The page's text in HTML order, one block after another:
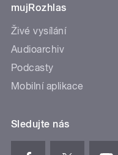
mujRozhlas
Živé vysílání
Audioarchiv
Podcasty
Mobilní aplikace
Sledujte nás